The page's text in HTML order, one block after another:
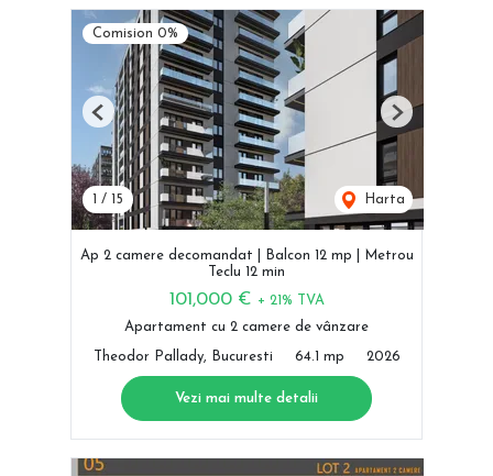
Comision 0%
/ 15 Harta
Previous Next
Ap 2 camere decomandat | Balcon 12 mp | Metrou
Teclu 12 min
101,000 € + 21% TVA
Apartament cu 2 camere de vânzare
Theodor Pallady, Bucuresti 64.1 mp 2026
Vezi mai multe detalii